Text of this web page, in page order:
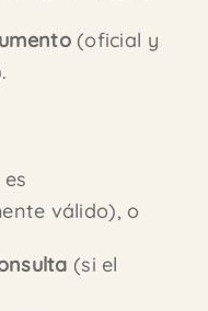
(oficial y
válido), o
(si el